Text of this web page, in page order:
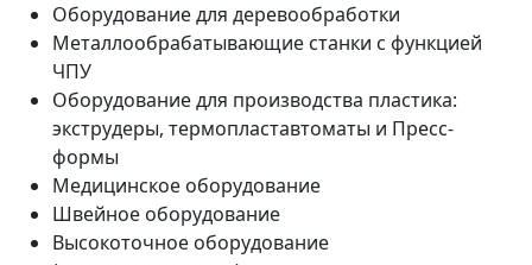
Оборудование для деревообработки
Металлообрабатывающие станки с функцией
ЧПУ
Оборудование для производства пластика:
экструдеры, термопластавтоматы и Пресс-
формы
Медицинское оборудование
Швейное оборудование
Высокоточное оборудование